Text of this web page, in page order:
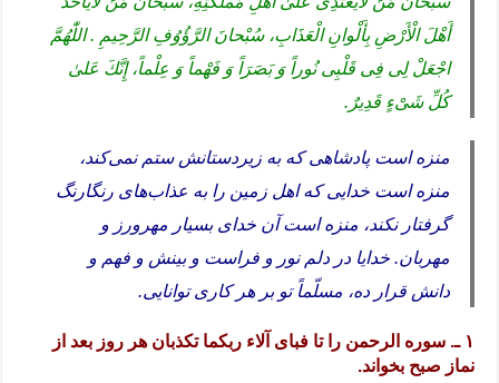
أَهْلَ الْأَرْضِ بِأَلْوانِ الْعَذَابِ، سُبْحانَ الرَّؤُوُفِ الرَّحِيمِ . اللّٰهُمَّ
اجْعَلْ لِى فِى قَلْبِى نُوراً وَ بَصَرَاً وَ فَهْماً وَ عِلْماً، إِنَّكَ عَلىٰ
كُلِّ شَىْءٍ قَدِيرٌ.
منزه است پادشاهی که به زیردستانش ستم نمی‌کند،
منزه است خدایی که اهل زمین را به عذاب‌های رنگارنگ
گرفتار نکند، منزه است آن خدای بسیار مهرورز و
مهربان. خدایا در دلم نور و فراست و بینش و فهم و
دانش قرار ده، مسلّماً تو بر هر کاری توانایی.
۱ ـ. سوره الرحمن را تا فبای آلاء ربکما تکذبان هر روز بعد از
نماز صبح بخواند.